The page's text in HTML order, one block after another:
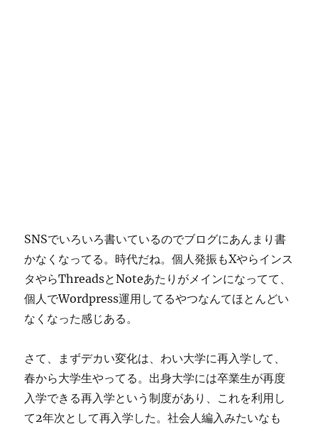
SNSでいろいろ書いているのでブログにあんまり書
かなくなってる。時代だね。個人発振もXやらインス
タやらThreadsとNoteあたりがメインになってて、
個人でWordpress運用してるやつなんてほとんどい
なくなった感じある。
さて、まずデカい変化は、わい大学に再入学して、
春から大学生やってる。出身大学には卒業生が再度
入学できる再入学という制度があり、これを利用し
て2年次として再入学した。社会人編入みたいなも